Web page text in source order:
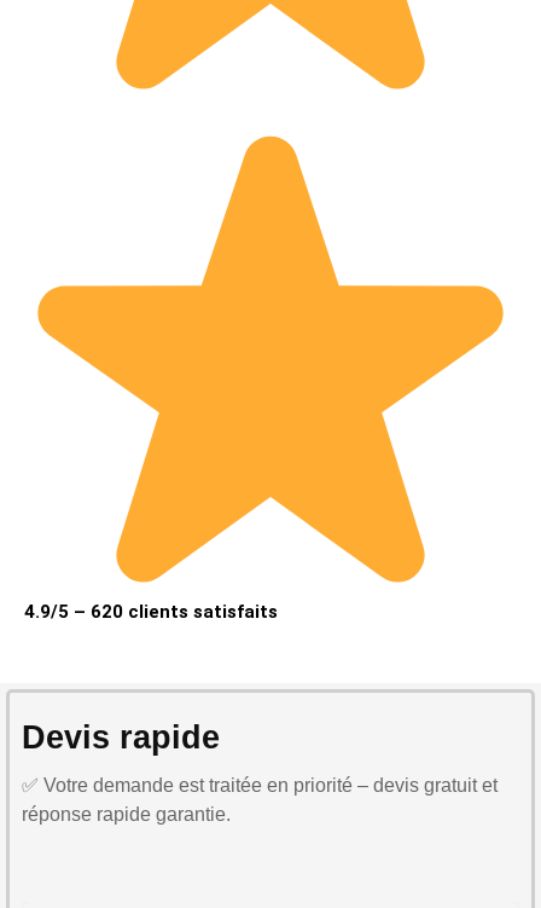
4.9/5 – 620 clients satisfaits
Devis rapide
✅ Votre demande est traitée en priorité – devis gratuit et
réponse rapide garantie.